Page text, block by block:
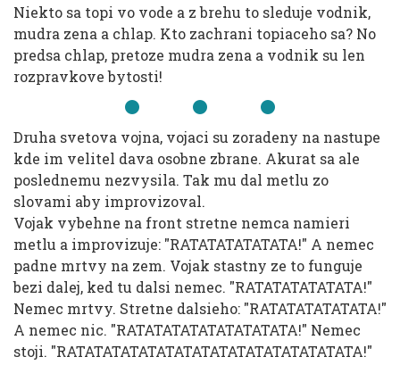
Niekto sa topi vo vode a z brehu to sleduje vodnik,
mudra zena a chlap. Kto zachrani topiaceho sa? No
predsa chlap, pretoze mudra zena a vodnik su len
rozpravkove bytosti!
Druha svetova vojna, vojaci su zoradeny na nastupe
kde im velitel dava osobne zbrane. Akurat sa ale
poslednemu nezvysila. Tak mu dal metlu zo
slovami aby improvizoval.
Vojak vybehne na front stretne nemca namieri
metlu a improvizuje: "RATATATATATATA!" A nemec
padne mrtvy na zem. Vojak stastny ze to funguje
bezi dalej, ked tu dalsi nemec. "RATATATATATATA!"
Nemec mrtvy. Stretne dalsieho: "RATATATATATATA!"
A nemec nic. "RATATATATATATATATATA!" Nemec
stoji. "RATATATATATATATATATATATATATATATATA!"